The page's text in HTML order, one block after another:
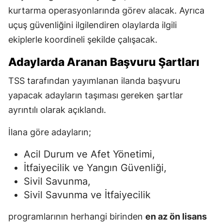
kurtarma operasyonlarında görev alacak. Ayrıca
uçuş güvenliğini ilgilendiren olaylarda ilgili
ekiplerle koordineli şekilde çalışacak.
Adaylarda Aranan Başvuru Şartları
TSS tarafından yayımlanan ilanda başvuru
yapacak adayların taşıması gereken şartlar
ayrıntılı olarak açıklandı.
İlana göre adayların;
Acil Durum ve Afet Yönetimi,
İtfaiyecilik ve Yangın Güvenliği,
Sivil Savunma,
Sivil Savunma ve İtfaiyecilik
programlarının herhangi birinden en az ön lisans